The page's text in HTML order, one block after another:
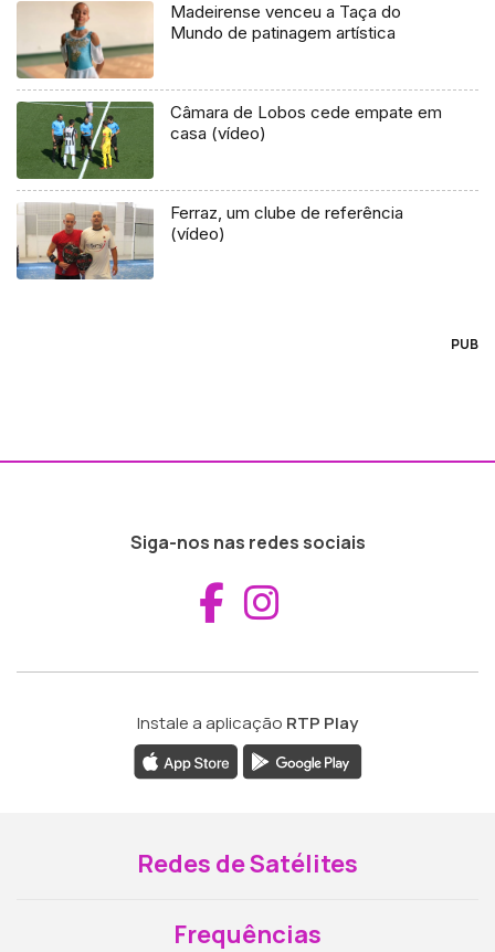
Madeirense venceu a Taça do
Mundo de patinagem artística
Câmara de Lobos cede empate em
casa (vídeo)
Ferraz, um clube de referência
(vídeo)
PUB
Siga-nos nas redes sociais
Aceder ao
Instale a aplicação RTP Play
Redes de Satélites
Frequências